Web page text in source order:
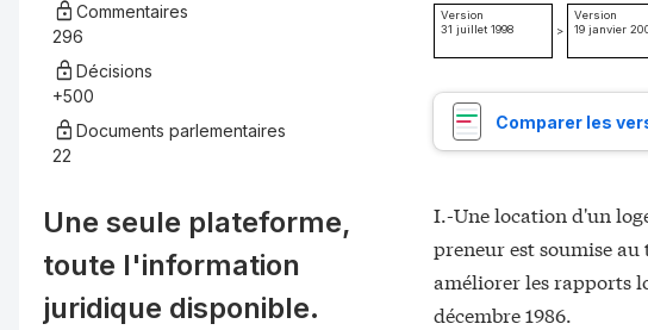
Commentaires
296
Décisions
+500
Documents parlementaires
22
Une seule plateforme,
toute l'information
juridique disponible.
Version
31 juillet 1998
>
Version
19 janvier
Comparer les
I.-Une location d'un
preneur est soumise
améliorer les rapports
décembre 1986.